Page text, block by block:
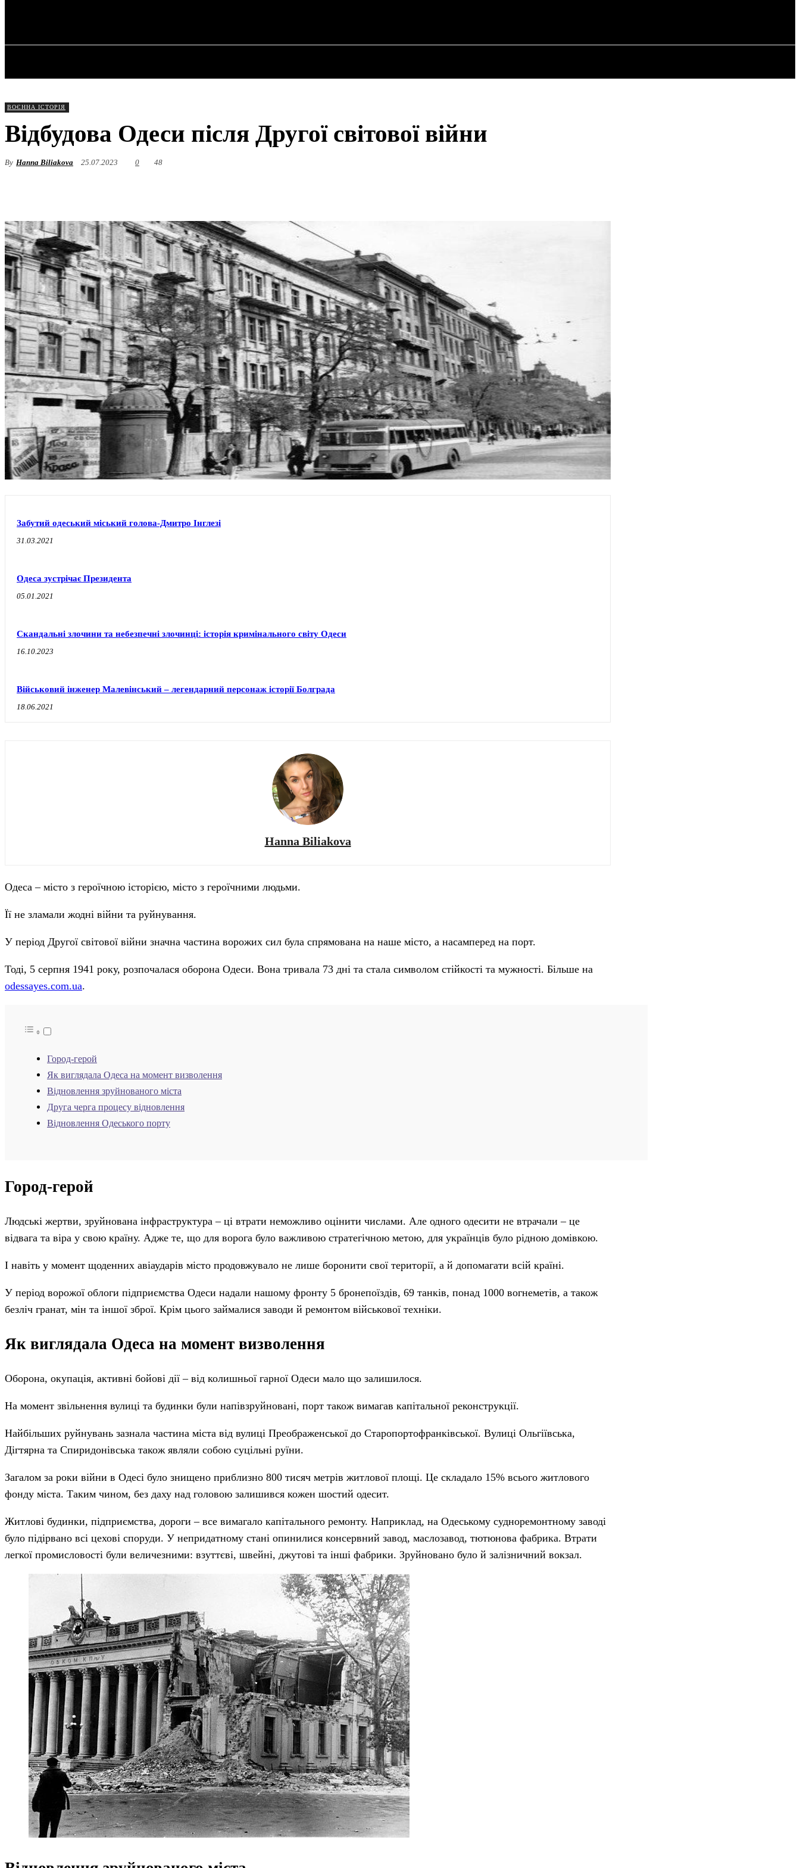
ВОЄННА ІСТОРІЯ
Відбудова Одеси після Другої світової війни
By Hanna Biliakova 25.07.2023 0 48
Забутий одеський міський голова-Дмитро Інглезі
31.03.2021
Одеса зустрічає Президента
05.01.2021
Скандальні злочини та небезпечні злочинці: історія кримінального світу Одеси
16.10.2023
Військовий інженер Малевінський – легендарний персонаж історії Болграда
18.06.2021
Hanna Biliakova
Одеса – місто з героїчною історією, місто з героїчними людьми.
Її не зламали жодні війни та руйнування.
У період Другої світової війни значна частина ворожих сил була спрямована на наше місто, а насамперед на порт.
Тоді, 5 серпня 1941 року, розпочалася оборона Одеси. Вона тривала 73 дні та стала символом стійкості та мужності. Більше на
odessayes.com.ua.
Город-герой
Як виглядала Одеса на момент визволення
Відновлення зруйнованого міста
Друга черга процесу відновлення
Відновлення Одеського порту
Город-герой
Людські жертви, зруйнована інфраструктура – ​​ці втрати неможливо оцінити числами. Але одного одесити не втрачали – це
відвага та віра у свою країну. Адже те, що для ворога було важливою стратегічною метою, для українців було рідною домівкою.
І навіть у момент щоденних авіаударів місто продовжувало не лише боронити свої території, а й допомагати всій країні.
У період ворожої облоги підприємства Одеси надали нашому фронту 5 бронепоїздів, 69 танків, понад 1000 вогнеметів, а також
безліч гранат, мін та іншої зброї. Крім цього займалися заводи й ремонтом військової техніки.
Як виглядала Одеса на момент визволення
Оборона, окупація, активні бойові дії – від колишньої гарної Одеси мало що залишилося.
На момент звільнення вулиці та будинки були напівзруйновані, порт також вимагав капітальної реконструкції.
Найбільших руйнувань зазнала частина міста від вулиці Преображенської до Старопортофранківської. Вулиці Ольгіївська,
Дігтярна та Спиридонівська також являли собою суцільні руїни.
Загалом за роки війни в Одесі було знищено приблизно 800 тисяч метрів житлової площі. Це складало 15% всього житлового
фонду міста. Таким чином, без даху над головою залишився кожен шостий одесит.
Житлові будинки, підприємства, дороги – все вимагало капітального ремонту. Наприклад, на Одеському судноремонтному заводі
було підірвано всі цехові споруди. У непридатному стані опинилися консервний завод, маслозавод, тютюнова фабрика. Втрати
легкої промисловості були величезними: взуттєві, швейні, джутові та інші фабрики. Зруйновано було й залізничний вокзал.